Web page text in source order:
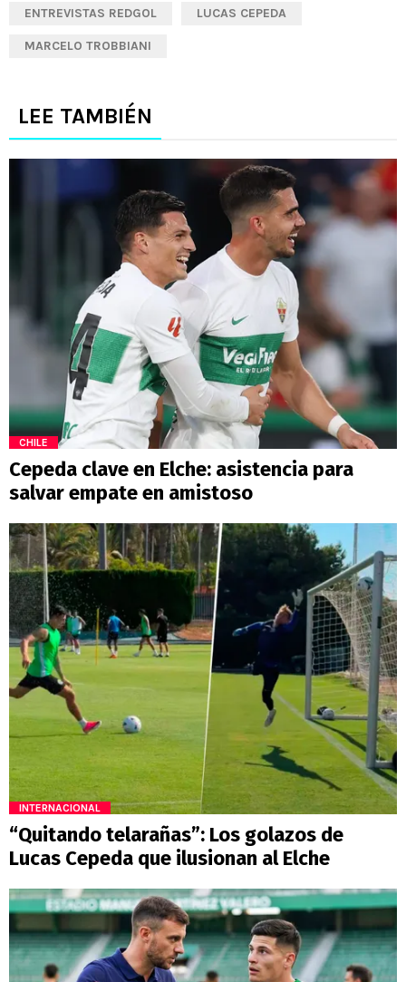
ENTREVISTAS REDGOL LUCAS CEPEDA
MARCELO TROBBIANI
LEE TAMBIÉN
CHILE
Cepeda clave en Elche: asistencia para
salvar empate en amistoso
INTERNACIONAL
“Quitando telarañas”: Los golazos de
Lucas Cepeda que ilusionan al Elche